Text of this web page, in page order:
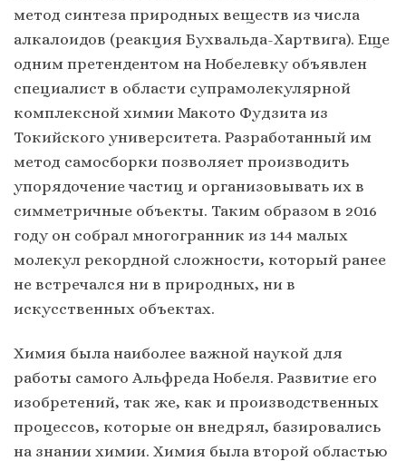
метод синтеза природных веществ из числа
алкалоидов (реакция Бухвальда-Хартвига). Еще
одним претендентом на Нобелевку объявлен
специалист в области супрамолекулярной
комплексной химии Макото Фудзита из
Токийского университета. Разработанный им
метод самосборки позволяет производить
упорядочение частиц и организовывать их в
симметричные объекты. Таким образом в 2016
году он собрал многогранник из 144 малых
молекул рекордной сложности, который ранее
не встречался ни в природных, ни в
искусственных объектах.
Химия была наиболее важной наукой для
работы самого Альфреда Нобеля. Развитие его
изобретений, так же, как и производственных
процессов, которые он внедрял, базировались
на знании химии. Химия была второй областью